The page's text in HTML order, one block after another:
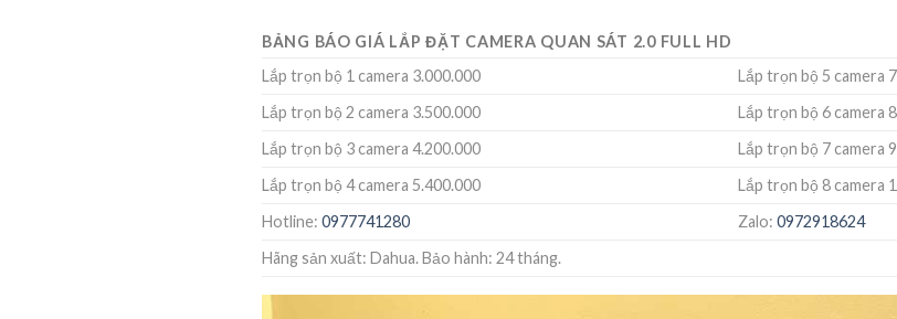
BẢNG BÁO GIÁ LẮP ĐẶT CAMERA QUAN SÁT 2.0 FULL HD
Lắp trọn bộ 1 camera 3.000.000
Lắp trọn bộ 5 camera
Lắp trọn bộ 2 camera 3.500.000
Lắp trọn bộ 6 camera
Lắp trọn bộ 3 camera 4.200.000
Lắp trọn bộ 7 camera
Lắp trọn bộ 4 camera 5.400.000
Lắp trọn bộ 8 camera
Hotline: 0977741280 Zalo:0972918624
Hãng sản xuất: Dahua. Bảo hành: 24 tháng.